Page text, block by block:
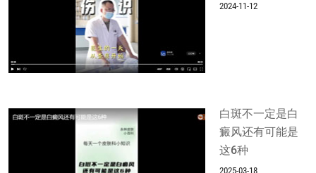
2024-11-12
白斑不一定是白
癜风还有可能是
这6种
2025-03-18